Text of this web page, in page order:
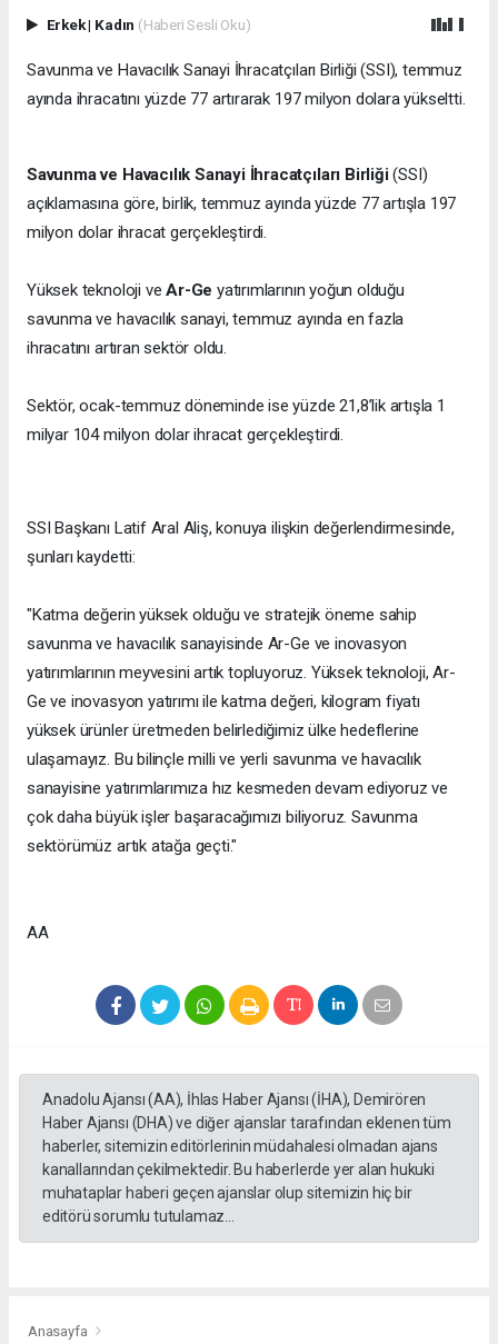
Erkek| Kadın (Haberi Sesli Oku)
Savunma ve Havacılık Sanayi İhracatçıları Birliği (SSI), temmuz
ayında ihracatını yüzde 77 artırarak 197 milyon dolara yükseltti.
Savunma ve Havacılık Sanayi İhracatçıları Birliği(SSI)
açıklamasına göre, birlik, temmuz ayında yüzde 77 artışla 197
milyon dolar ihracat gerçekleştirdi.
Yüksek teknoloji ve Ar-Ge yatırımlarının yoğun olduğu
savunma ve havacılık sanayi, temmuz ayında en fazla
ihracatını artıran sektör oldu.
Sektör, ocak-temmuz döneminde ise yüzde 21,8’lik artışla 1
milyar 104 milyon dolar ihracat gerçekleştirdi.
SSI Başkanı Latif Aral Aliş, konuya ilişkin değerlendirmesinde,
şunları kaydetti:
"Katma değerin yüksek olduğu ve stratejik öneme sahip
savunma ve havacılık sanayisinde Ar-Ge ve inovasyon
yatırımlarının meyvesini artık topluyoruz. Yüksek teknoloji, Ar-
Ge ve inovasyon yatırımı ile katma değeri, kilogram fiyatı
yüksek ürünler üretmeden belirlediğimiz ülke hedeflerine
ulaşamayız. Bu bilinçle milli ve yerli savunma ve havacılık
sanayisine yatırımlarımıza hız kesmeden devam ediyoruz ve
çok daha büyük işler başaracağımızı biliyoruz. Savunma
sektörümüz artık atağa geçti."
AA
Anadolu Ajansı (AA), İhlas Haber Ajansı (İHA), Demirören
Haber Ajansı (DHA) ve diğer ajanslar tarafından eklenen tüm
haberler, sitemizin editörlerinin müdahalesi olmadan ajans
kanallarından çekilmektedir. Bu haberlerde yer alan hukuki
muhataplar haberi geçen ajanslar olup sitemizin hiç bir
editörü sorumlu tutulamaz...
Anasayfa